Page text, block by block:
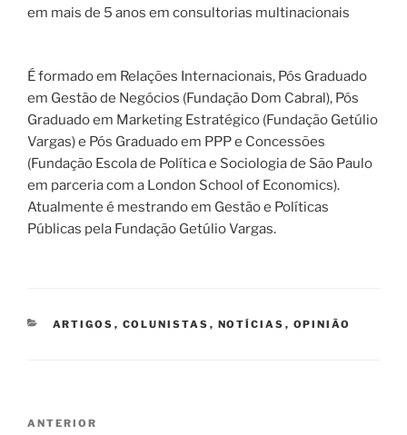
em mais de 5 anos em consultorias multinacionais
É formado em Relações Internacionais, Pós Graduado
em Gestão de Negócios (Fundação Dom Cabral), Pós
Graduado em Marketing Estratégico (Fundação Getúlio
Vargas) e Pós Graduado em PPP e Concessões
(Fundação Escola de Política e Sociologia de São Paulo
em parceria com a London School of Economics).
Atualmente é mestrando em Gestão e Políticas
Públicas pela Fundação Getúlio Vargas.
CATEGORIAS
ARTIGOS , COLUNISTAS , NOTÍCIAS , OPINIÃO
Post
ANTERIOR